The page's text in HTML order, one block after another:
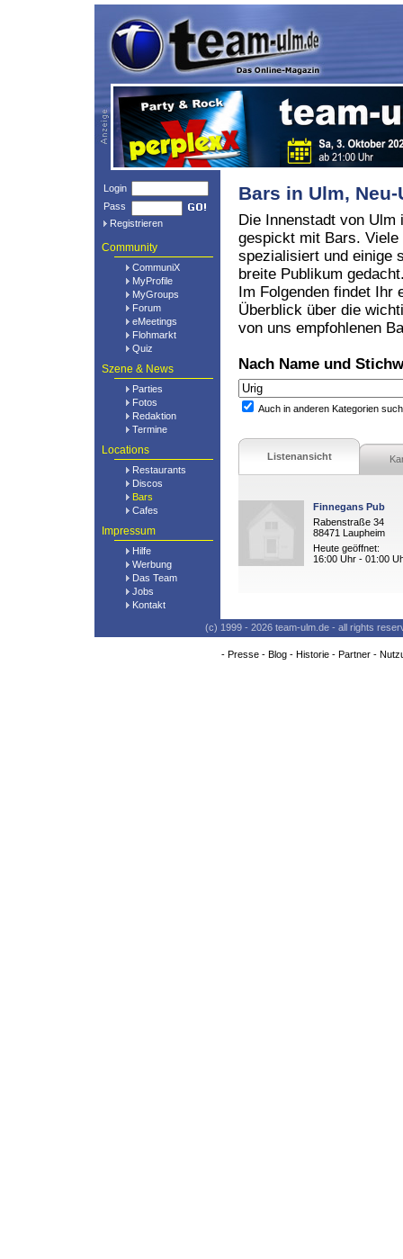
Login
Pass
Registrieren
Community
CommuniX
MyProfile
MyGroups
Forum
eMeetings
Flohmarkt
Quiz
Szene & News
Parties
Fotos
Redaktion
Termine
Locations
Restaurants
Discos
Bars
Cafes
Impressum
Hilfe
Werbung
Das Team
Jobs
Kontakt
Bars in Ulm,
Die Innenstadt von Ulm
gespickt mit Bars. Viele
spezialisiert und einige
breite Publikum
Im Folgenden findet Ihr
Überblick über die
von uns empfohlenen
Nach Name und
Auch in anderen Kategorien
Listenansicht
Finnegans Pub
Rabenstraße 34
88471 Laupheim
Heute geöffnet:
16:00 Uhr - 01:00
(c) 1999 - 2026 team-ulm.de - all rights
- Presse- Blog- Historie- Partner-